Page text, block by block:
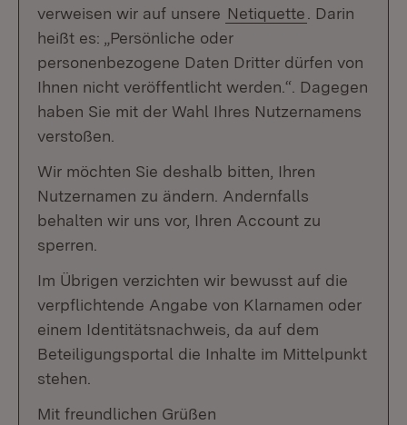
verweisen wir auf unsere Netiquette
. Darin
heißt es: „Persönliche oder
personenbezogene Daten Dritter dürfen von
Ihnen nicht veröffentlicht werden.“. Dagegen
haben Sie mit der Wahl Ihres Nutzernamens
verstoßen.
Wir möchten Sie deshalb bitten, Ihren
Nutzernamen zu ändern. Andernfalls
behalten wir uns vor, Ihren Account zu
sperren.
Im Übrigen verzichten wir bewusst auf die
verpflichtende Angabe von Klarnamen oder
einem Identitätsnachweis, da auf dem
Beteiligungsportal die Inhalte im Mittelpunkt
stehen.
Mit freundlichen Grüßen